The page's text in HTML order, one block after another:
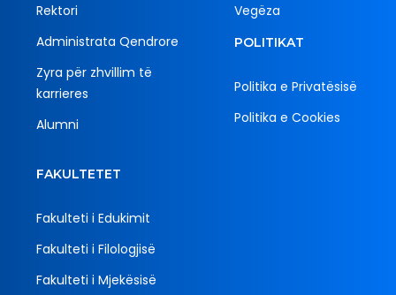
Rektori
Administrata Qendrore
Zyra për zhvillim të
karrieres
Alumni
Vegëza
POLITIKAT
Politika e Privatësisë
Politika e Cookies
FAKULTETET
Fakulteti i Edukimit
Fakulteti i Filologjisë
Fakulteti i Mjekësisë